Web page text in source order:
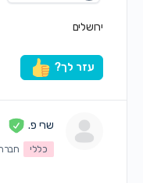
ירושלים
עזר לך?
שרי פ.
כללי חברה